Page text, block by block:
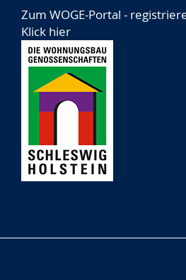
Zum WOGE-Portal -
Klick hier